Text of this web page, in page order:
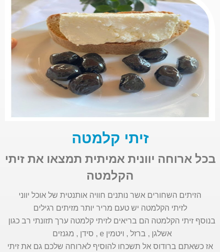
זיתי קלמטה
בכל ארוחה יוונית אמיתית תמצאו את זיתי
הקלמטה
הזיתים השחורים אשר נותנים חוויה אותנטית של אוכל יווני
לזיתי הקלמטה יש טעם מריר יותר מזיתים רגילים
בנוסף זיתי הקלמטה הם בריאים לזיתי קלמטה ערך תזונתי רב כגון
אשלגן , ברזל , ויטמין e , סידן , מגנזים
אז כשאתם ברודוס אל תשכחו להוסיף לארוחה שלכם גם את זיתי